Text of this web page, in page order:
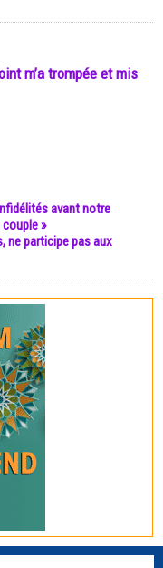
m’a trompée et mis
avant notre
»
ne participe pas aux